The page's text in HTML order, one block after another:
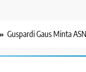
Guspardi Gaus Minta